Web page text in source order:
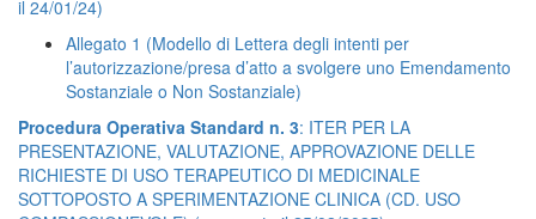
il 24/01/24)
Allegato 1 (Modello di Lettera degli intenti per
l’autorizzazione/presa d’atto a svolgere uno Emendamento
Sostanziale o Non Sostanziale)
Procedura Operativa Standard n. 3: ITER PER LA
PRESENTAZIONE, VALUTAZIONE, APPROVAZIONE DELLE
RICHIESTE DI USO TERAPEUTICO DI MEDICINALE
SOTTOPOSTO A SPERIMENTAZIONE CLINICA (CD. USO